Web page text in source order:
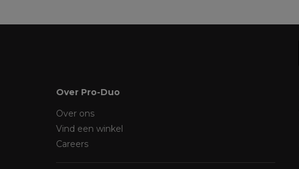
Over Pro-Duo
Over ons
Vind een winkel
Careers